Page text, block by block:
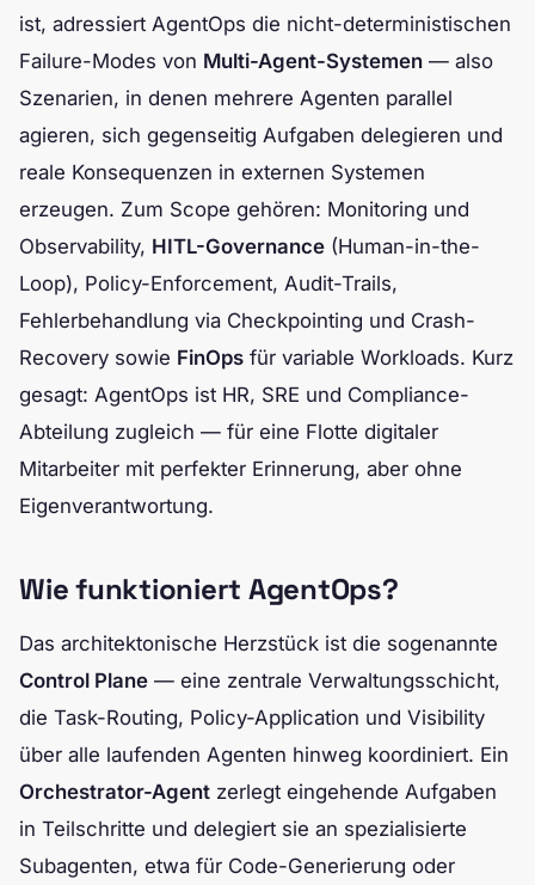
ist, adressiert AgentOps die nicht-deterministischen
Failure-Modes von Multi-Agent-Systemen — also
Szenarien, in denen mehrere Agenten parallel
agieren, sich gegenseitig Aufgaben delegieren und
reale Konsequenzen in externen Systemen
erzeugen. Zum Scope gehören: Monitoring und
Observability, HITL-Governance (Human-in-the-
Loop), Policy-Enforcement, Audit-Trails,
Fehlerbehandlung via Checkpointing und Crash-
Recovery sowie FinOps für variable Workloads. Kurz
gesagt: AgentOps ist HR, SRE und Compliance-
Abteilung zugleich — für eine Flotte digitaler
Mitarbeiter mit perfekter Erinnerung, aber ohne
Eigenverantwortung.
Wie funktioniert AgentOps?
Das architektonische Herzstück ist die sogenannte
Control Plane — eine zentrale Verwaltungsschicht,
die Task-Routing, Policy-Application und Visibility
über alle laufenden Agenten hinweg koordiniert. Ein
Orchestrator-Agent zerlegt eingehende Aufgaben
in Teilschritte und delegiert sie an spezialisierte
Subagenten, etwa für Code-Generierung oder